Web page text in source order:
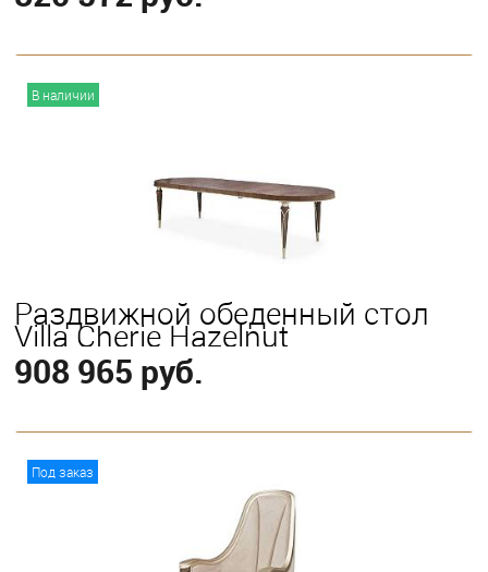
В наличии
Раздвижной обеденный стол
Villa Cherie Hazelnut
908 965 руб.
Под заказ